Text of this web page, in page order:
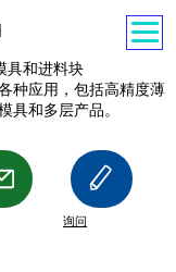
询问
具和进料块
种应用，包括高精度薄
具和多层产品。